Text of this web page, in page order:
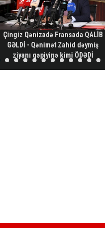
Çingiz Qənizadə Fransada QALİB
GƏLDİ - Qənimət Zahid dəymiş
ziyanı qəpiyinə kimi ÖDƏDİ